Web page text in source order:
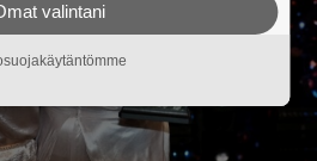
valintani